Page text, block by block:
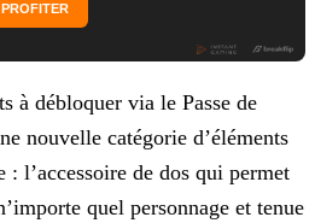
PROFITER
à débloquer via le Passe de
nouvelle catégorie d’éléments
: l’accessoire de dos qui permet
quel personnage et tenue